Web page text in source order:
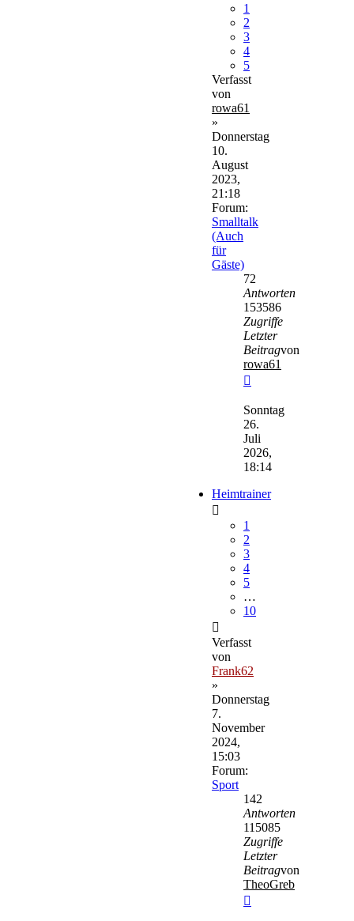
1
2
3
4
5
Verfasst
von
rowa61
»
Donnerstag
10.
August
2023,
21:18
Forum:
Smalltalk
(Auch
für
Gäste)
72
Antworten
153586
Zugriffe
Letzter
Beitragvon
rowa61
Beitrag
Sonntag
26.
Juli
2026,
18:14
Heimtrainer
1
2
3
4
5
…
10
Verfasst
von
Frank62
»
Donnerstag
7.
November
2024,
15:03
Forum:
Sport
142
Antworten
115085
Zugriffe
Letzter
Beitragvon
TheoGreb